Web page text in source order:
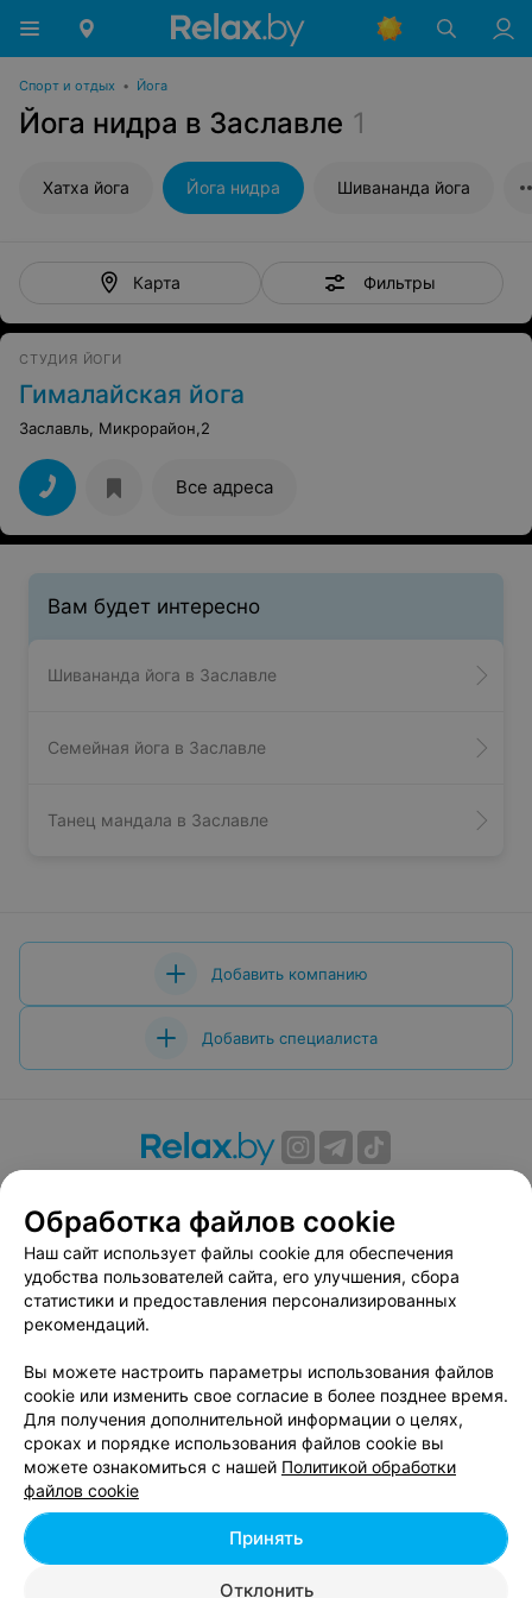
Спорт и отдых • Йога
Йога нидра в Заславле 1
Хатха йога Йога нидра Шивананда йога
Карта Фильтры
СТУДИЯ ЙОГИ
Гималайская йога
Заславль, Микрорайон,2
Все адреса
Вам будет интересно
Шивананда йога в Заславле
Семейная йога в Заславле
Танец мандала в Заславле
Добавить компанию
Добавить специалиста
Вакансии
Публичный договор
Способы оплаты
Публичный договор по использованию сервиса
«Афиша»
Пользовательское соглашение
Связаться по вопросам сотрудничества
Написать руководителю relax.by
Персональные настройки cookie
Обработка персональных данных
© 2026 ООО «Артокс Лаб», УНП 191700409, регистрирующий орган -
| 220012, Республика Беларусь, г. Минск,
Обработка файлов cookie
Наш сайт использует файлы cookie для обеспечения
удобства пользователей сайта, его улучшения, сбора
статистики и предоставления персонализированных
рекомендаций.
Вы можете настроить параметры использования файлов
cookie или изменить свое согласие в более позднее время.
Для получения дополнительной информации о целях,
сроках и порядке использования файлов cookie вы
можете ознакомиться с нашей Политикой обработки
файлов cookie
Отклонить
Принять